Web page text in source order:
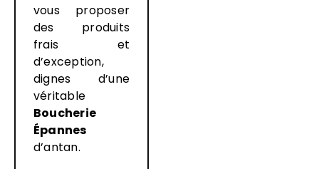
vous proposer
des produits
frais et
d’exception,
dignes d’une
véritable
Boucherie
Épannes
d’antan.